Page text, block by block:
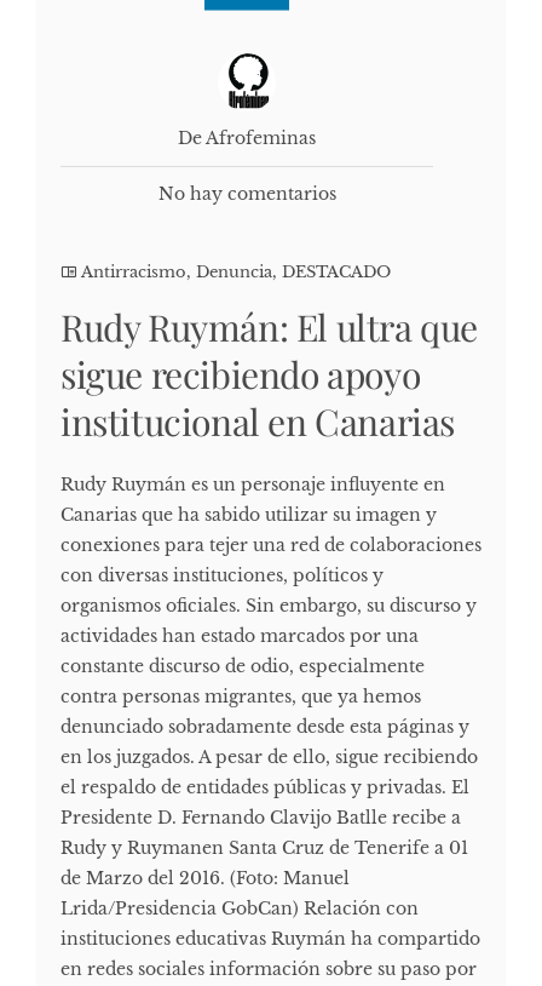
De Afrofeminas
No hay comentarios
Antirracismo, Denuncia, DESTACADO
Rudy Ruymán: El ultra que
sigue recibiendo apoyo
institucional en Canarias
Rudy Ruymán es un personaje influyente en
Canarias que ha sabido utilizar su imagen y
conexiones para tejer una red de colaboraciones
con diversas instituciones, políticos y
organismos oficiales. Sin embargo, su discurso y
actividades han estado marcados por una
constante discurso de odio, especialmente
contra personas migrantes, que ya hemos
denunciado sobradamente desde esta páginas y
en los juzgados. A pesar de ello, sigue recibiendo
el respaldo de entidades públicas y privadas. El
Presidente D. Fernando Clavijo Batlle recibe a
Rudy y Ruymanen Santa Cruz de Tenerife a 01
de Marzo del 2016. (Foto: Manuel
Lrida/Presidencia GobCan) Relación con
instituciones educativas Ruymán ha compartido
en redes sociales información sobre su paso por